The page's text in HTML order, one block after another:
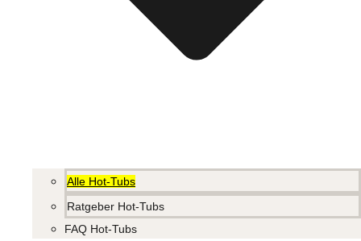
Alle Hot-Tubs
Ratgeber Hot-Tubs
FAQ Hot-Tubs